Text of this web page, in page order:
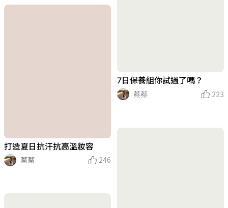
7日保養組你試過了嗎？
蔡蔡
223
打造夏日抗汗抗高溫妝容
蔡蔡
246